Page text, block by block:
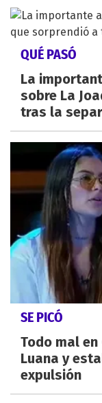
QUÉ PASÓ
La
sobre La
tras la
SE PICÓ
Todo mal en
Luana y
expulsión